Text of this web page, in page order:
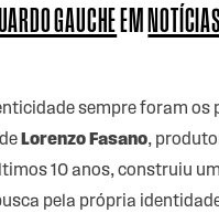
GAUCHEEMNOTÍCIAS
sempre foram os
Lorenzo Fasano,
10 anos, construiu
pela própria